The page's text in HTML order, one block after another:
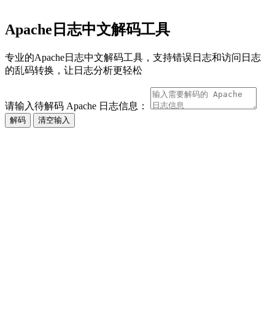
Apache日志中文解码工具
专业的Apache日志中文解码工具，支持错误日志和访问日志
的乱码转换，让日志分析更轻松
请输入待解码 Apache 日志信息：
解码 清空输入